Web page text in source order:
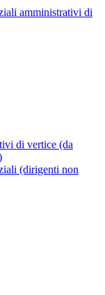
amministrativi di
di vertice (da
(dirigenti non